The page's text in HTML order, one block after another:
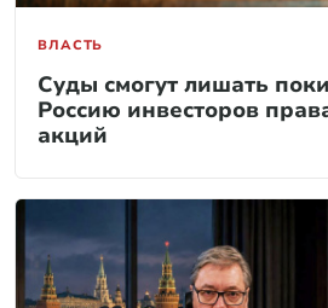
ВЛАСТЬ
Суды смогут лишать
Россию инвесторов
акций